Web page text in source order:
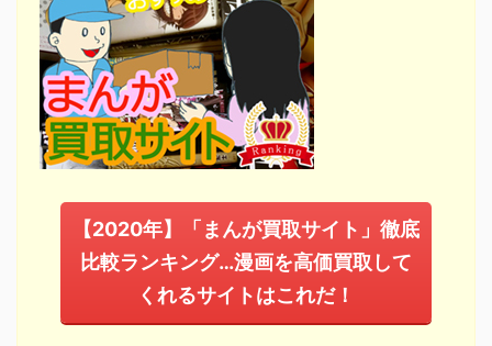
【2020年】「まんが買取サイト」徹底
比較ランキング…漫画を高価買取して
くれるサイトはこれだ！